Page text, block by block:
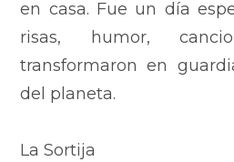
en casa. Fue un día
risas, humor,
transformaron en
del planeta.
La Sortija